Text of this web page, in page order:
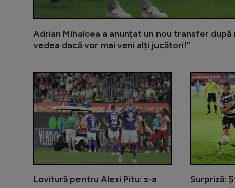
Adrian Mihalcea a anunțat un nou transfer după
vedea dacă vor mai veni alți jucători!”
Lovitură pentru Alexi Pitu: s-a
Surpriză: